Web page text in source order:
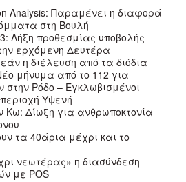
Analysis: Παραμένει η διαφορά
στη Βουλή
Λήξη προθεσμίας υποβολής
ερχόμενη Δευτέρα
η διέλευση από τα διόδια
μήνυμα από το 112 για
στην Ρόδο – Εγκλωβισμένοι
Υψενή
Κω: Δίωξη για ανθρωποκτονία
τα 40άρια μέχρι και το
νεωτέρας» η διασύνδεση
με POS